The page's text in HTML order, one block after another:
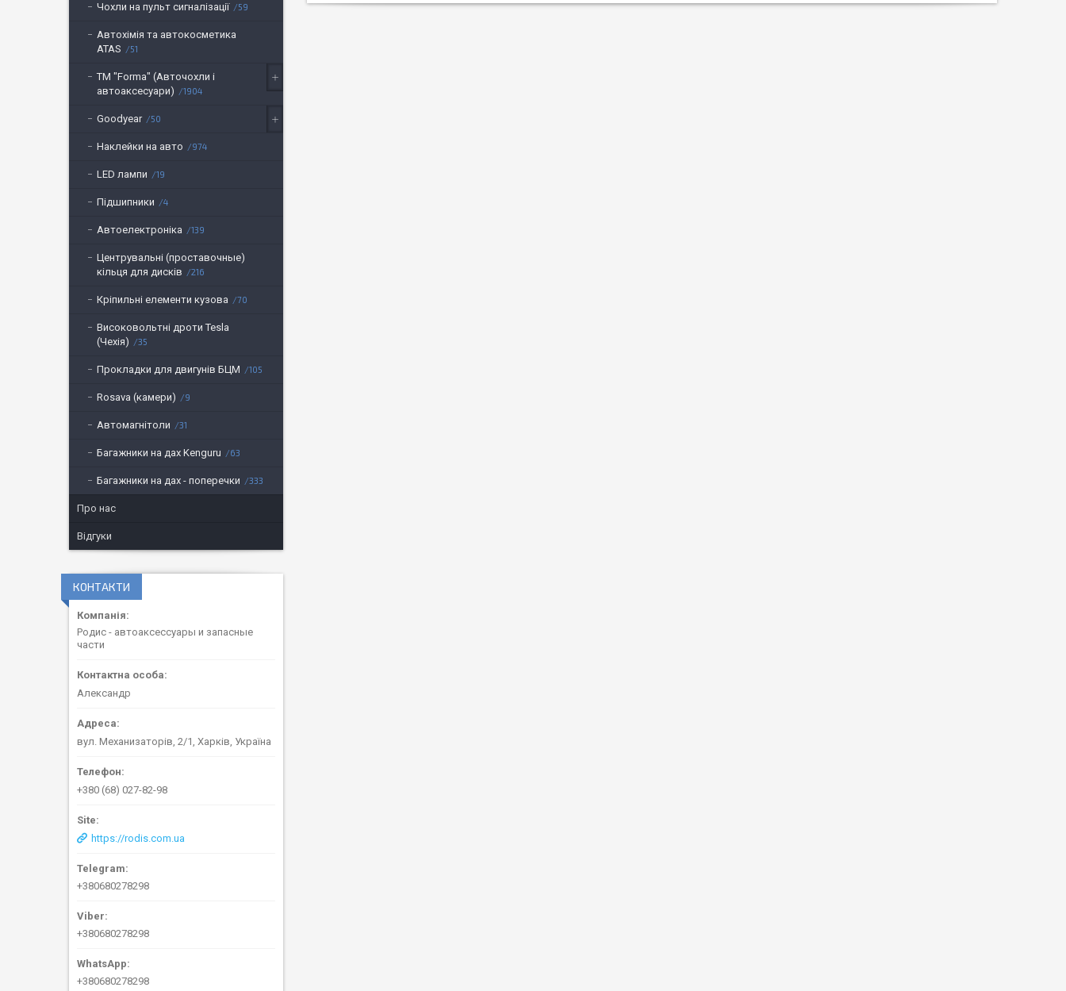
Чохли на пульт сигналізації 59
Автохімія та автокосметика
ATAS
51
ТМ "Forma" (Авточохли і
автоаксесуари)
1904
Goodyear 50
Наклейки на авто 974
LED лампи 19
Підшипники 4
Автоелектроніка 139
Центрувальні (проставочные)
кільця для дисків
216
Кріпильні елементи кузова 70
Високовольтні дроти Tesla
(Чехія)
35
Прокладки для двигунів БЦМ 105
Rosava (камери) 9
Автомагнітоли 31
Багажники на дах Kenguru 63
Багажники на дах - поперечки 333
Про нас
Відгуки
КОНТАКТИ
Родис - автоаксессуары и запасные
части
Александр
вул. Механизаторів, 2/1, Харків, Україна
+380 (68) 027-82-98
https://rodis.com.ua
+380680278298
+380680278298
+380680278298